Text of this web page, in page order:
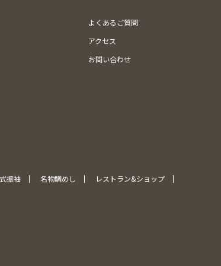
よくあるご質問
アクセス
お問い合わせ
振袖 名物鯛めし
レストラン&ショップ